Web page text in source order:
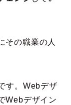
その職業の人
す。Webデザ
Webデザイン